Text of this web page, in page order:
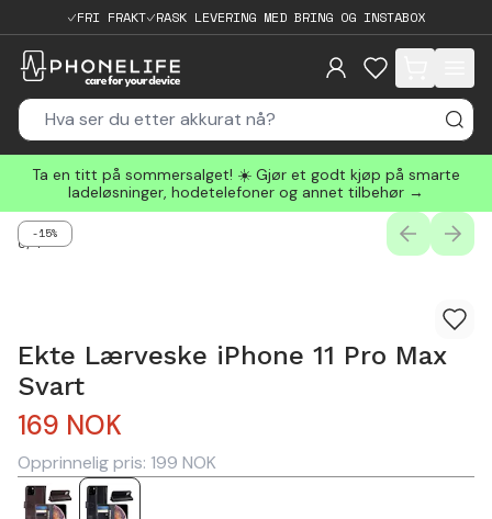
FRI FRAKT RASK LEVERING MED BRING OG INSTABOX
items in cart,
Ta en titt på sommersalget! ☀️ Gjør et godt kjøp på smarte
ladeløsninger, hodetelefoner og annet tilbehør →
-15%
0/4
Ekte Lærveske iPhone 11 Pro Max
Svart
169 NOK
Opprinnelig pris: 199 NOK